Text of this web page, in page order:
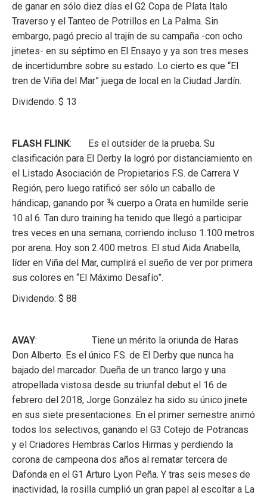
de ganar en sólo diez días el G2 Copa de Plata Italo
Traverso y el Tanteo de Potrillos en La Palma. Sin
embargo, pagó precio al trajín de su campaña -con ocho
jinetes- en su séptimo en El Ensayo y ya son tres meses
de incertidumbre sobre su estado. Lo cierto es que “El
tren de Viña del Mar” juega de local en la Ciudad Jardín.
Dividendo: $ 13
FLASH FLINK: Es el outsider de la prueba. Su
clasificación para El Derby la logró por distanciamiento en
el Listado Asociación de Propietarios F.S. de Carrera V
Región, pero luego ratificó ser sólo un caballo de
hándicap, ganando por ¾ cuerpo a Orata en humilde serie
10 al 6. Tan duro training ha tenido que llegó a participar
tres veces en una semana, corriendo incluso 1.100 metros
por arena. Hoy son 2.400 metros. El stud Aida Anabella,
líder en Viña del Mar, cumplirá el sueño de ver por primera
sus colores en “El Máximo Desafío”.
Dividendo: $ 88
AVAY: Tiene un mérito la oriunda de Haras
Don Alberto. Es el único F.S. de El Derby que nunca ha
bajado del marcador. Dueña de un tranco largo y una
atropellada vistosa desde su triunfal debut el 16 de
febrero del 2018, Jorge González ha sido su único jinete
en sus siete presentaciones. En el primer semestre animó
todos los selectivos, ganando el G3 Cotejo de Potrancas
y el Criadores Hembras Carlos Hirmas y perdiendo la
corona de campeona dos años al rematar tercera de
Dafonda en el G1 Arturo Lyon Peña. Y tras seis meses de
inactividad, la rosilla cumplió un gran papel al escoltar a La